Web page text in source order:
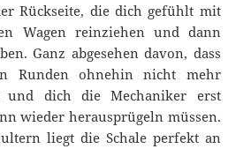
Rückseite, die dich gefühlt mit
Wagen reinziehen und dann
Ganz abgesehen davon, dass
Runden ohnehin nicht mehr
und dich die Mechaniker erst
wieder herausprügeln müssen.
liegt die Schale perfekt an